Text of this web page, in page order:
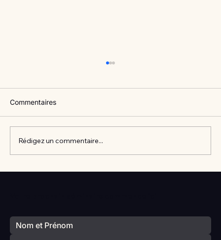
Commentaires
Rédigez un commentaire...